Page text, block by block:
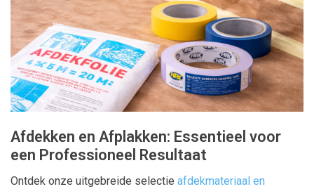
Afdekken en Afplakken: Essentieel voor
een Professioneel Resultaat
Ontdek onze uitgebreide selectie afdekmateriaal en